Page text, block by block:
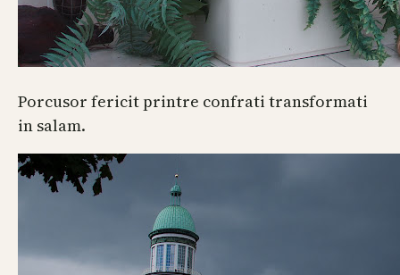
Porcusor fericit printre confrati transformati
in salam.